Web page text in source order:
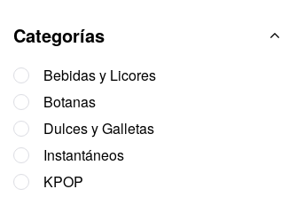
Categorías
Bebidas y Licores
Botanas
Dulces y Galletas
Instantáneos
KPOP